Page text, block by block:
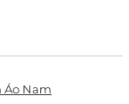
Áo Nam